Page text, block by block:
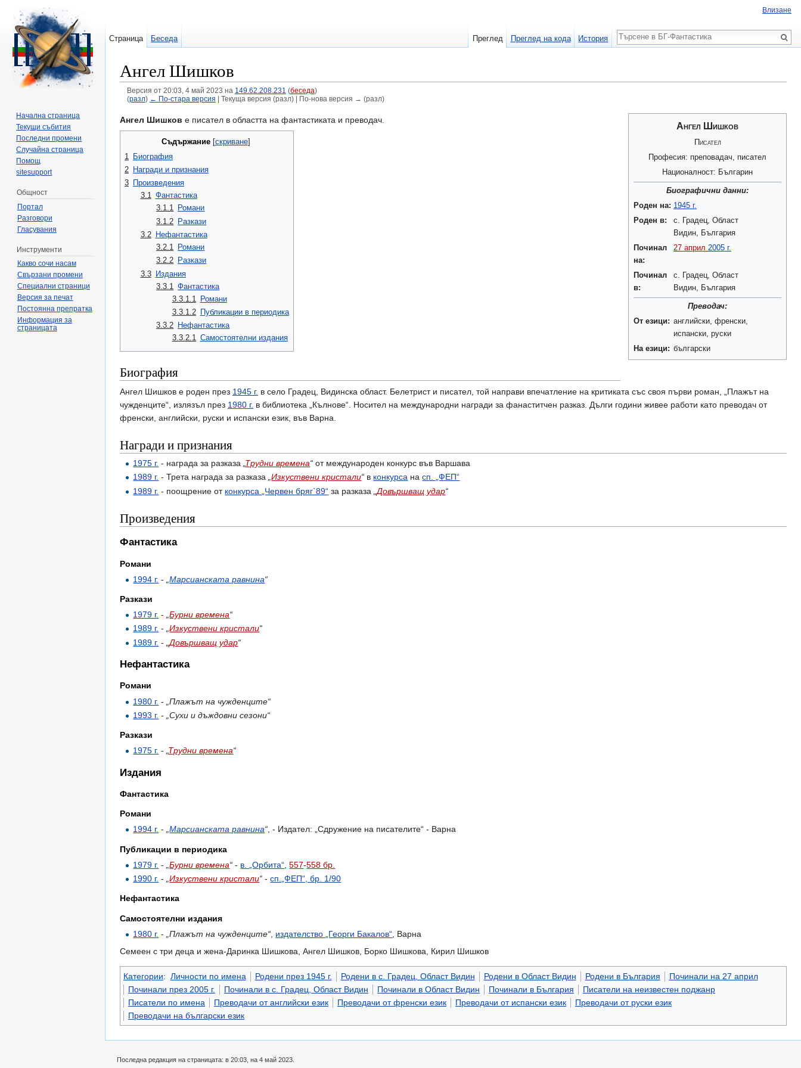
Ангел Шишков
Версия от 20:03, 4 май 2023 на 149.62.208.231 (беседа)
(разл) ← По-стара версия | Текуща версия (разл) | По-нова версия → (разл)
Ангел Шишков
Писател
Професия: преповадач, писател
Националност: Българин
Биографични данни:
Роден на: 1945 г.
Роден в:
с. Градец, Област
Видин, България
Починал
на:
27 април 2005 г.
Починал
в:
с. Градец, Област
Видин, България
Преводач:
От езици: английски, френски,
испански, руски
На езици: български
Ангел Шишков е писател в областта на фантастиката и преводач.
Съдържание[скриване]
1
Биография
2 Награди и признания
3 Произведения
3.1 Фантастика
3.1.1 Романи
3.1.2 Разкази
3.2
Нефантастика
3.2.1
Романи
3.2.2 Разкази
3.3 Издания
3.3.1
Фантастика
3.3.1.1
Романи
3.3.1.2
Публикации в периодика
3.3.2 Нефантастика
3.3.2.1 Самостоятелни издания
Биография
Ангел Шишков е роден през 1945 г. в село Градец, Видинска област. Белетрист и писател, той направи впечатление на критиката със своя първи роман, „Плажът на
чужденците“, излязъл през 1980 г. в библиотека „Кълнове“. Носител на международни награди за фанаститчен разказ. Дълги години живее работи като преводач от
френски, английски, руски и испански език, във Варна.
Награди и признания
1975 г. - награда за разказа Трудни времена“ от международен конкурс във Варшава
1989 г. - Трета награда за разказа„Изкуствени кристали“ в конкурса насп. „ФЕП“
1989 г. - поощрение от конкурса „Червен бряг`89“ за разказа „Довършващ удар“
Произведения
Фантастика
Романи
1994 г. - „Марсианската равнина“
Разкази
1979 г. - „Бурни времена“
1989 г. -„Изкуствени кристали“
1989 г. - „Довършващ удар“
Нефантастика
Романи
1980 г. -
„Плажът на чужденците“
1993 г. - „Сухи и дъждовни сезони“
Разкази
1975 г. -„Трудни времена“
Издания
Фантастика
Романи
1994 г. -„Марсианската равнина“, - Издател: „Сдружение на писателите“ - Варна
Публикации в периодика
1979 г. - „Бурни времена“ - в. „Орбита“ ,557-558 бр.
1990 г. - „Изкуствени кристали“ -сп.„ФЕП“, бр. 1/90
Нефантастика
Самостоятелни издания
1980 г. - „Плажът на чужденците“ издателство „Георги Бакалов“ , Варна
Семеен с три деца и жена-Даринка Шишкова, Ангел Шишков, Борко Шишкова, Кирил Шишков
Категории: Личности по имена Родени през 1945 г. Родени в с. Градец, Област Видин Родени в Област Видин Родени в България
Починали на 27 април
Починали през 2005 г.
Починали в с. Градец, Област Видин Починали в Област Видин Починали в България
Писатели на неизвестен поджанр
Писатели по имена
Преводачи от английски език Преводачи от френски език Преводачи от испански език
Преводачи от руски език
Преводачи на български език
Влизане
Страница Беседа Преглед Преглед на кода История
Търсене
Начална страница
Текущи събития
Последни промени
Случайна страница
Помощ
sitesupport
Общност
Портал
Разговори
Гласувания
Инструменти
Какво сочи насам
Свързани промени
Специални страници
Версия за печат
Постоянна препратка
Информация за
страницата
Последна редакция на страницата: в 20:03, на 4 май 2023.